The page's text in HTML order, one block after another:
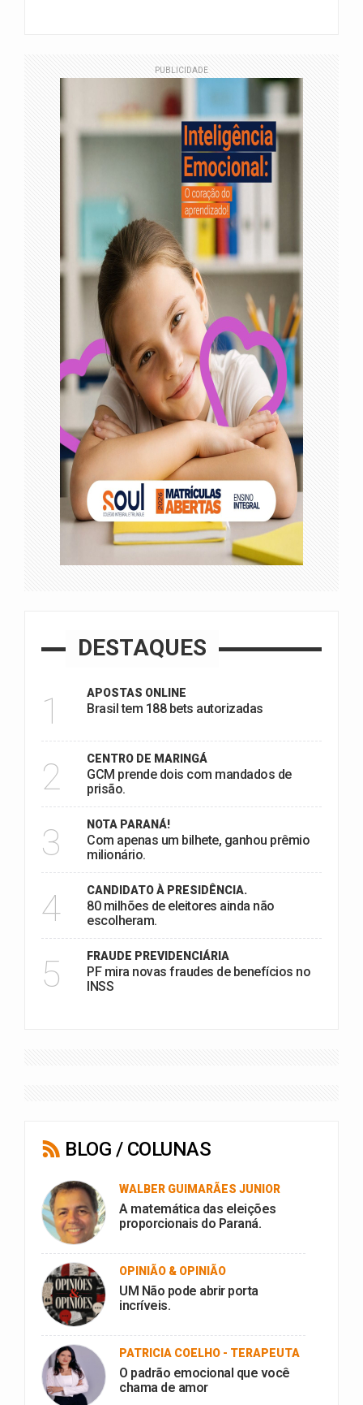
PUBLICIDADE
DESTAQUES
1 APOSTAS ONLINE
Brasil tem 188 bets autorizadas
2 CENTRO DE MARINGÁ
GCM prende dois com mandados de
prisão.
3 NOTA PARANÁ!
Com apenas um bilhete, ganhou prêmio
milionário.
4 CANDIDATO À PRESIDÊNCIA.
80 milhões de eleitores ainda não
escolheram.
5 FRAUDE PREVIDENCIÁRIA
PF mira novas fraudes de benefícios no
INSS
BLOG / COLUNAS
WALBER GUIMARÃES JUNIOR
A matemática das eleições
proporcionais do Paraná.
OPINIÃO & OPINIÃO
UM Não pode abrir porta
incríveis.
PATRICIA COELHO - TERAPEUTA
O padrão emocional que você
chama de amor